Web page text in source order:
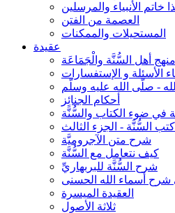
خاتم الأنبياء والمرسلين
العصمة من الفتن
المستحيلات والممكنات
عقيدة
أهل السُّنَّة والْجَمَاعَة
الأسئلة و الإستفسارات
- صلّى الله عليه وسلّم
أحكام الجنائِز
في ضوء الكتاب والسُّنَّة
السُّنَّة - الجزء الثالث
شرح متن الآجروميَّة
كيف نتعامل مع السُّنَّة
شرح السُّنَّة للبربهاريِّ
شرح أسماء الله الحسنى
العقيدة الميسرة
ثلاثة الأصول